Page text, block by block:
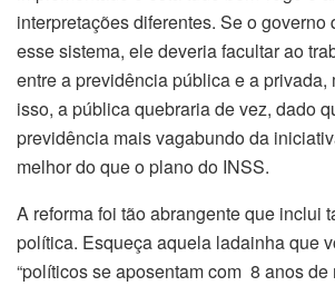
interpretações diferentes. Se o governo
esse sistema, ele deveria facultar ao
entre a previdência pública e a privada,
isso, a pública quebraria de vez, dado
previdência mais vagabundo da
melhor do que o plano do INSS.
A reforma foi tão abrangente que inclui
política. Esqueça aquela ladainha que
“políticos se aposentam com 8 anos